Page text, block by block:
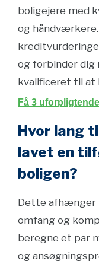
boligejere med
og
og forbinder dig
kvalificeret til at
Få 3
Hvor lang
lavet en
boligen?
Dette afhænger
omfang og
beregne et par
og